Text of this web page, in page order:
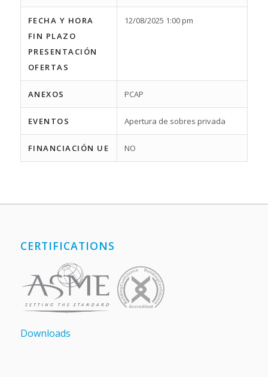
FECHA Y HORA
FIN PLAZO
PRESENTACIÓN
OFERTAS
12/08/2025 1:00 pm
ANEXOS PCAP
EVENTOS Apertura de sobres privada
FINANCIACIÓN UE NO
CERTIFICATIONS
Downloads